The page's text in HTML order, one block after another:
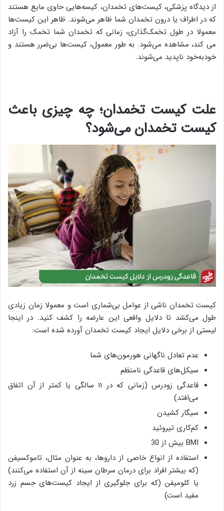
از دیدگاه پزشکی، کیست‌های تخمدان، کیسه‌هایی حاوی مایع هستند
که در اطراف یا درون تخمدان شما ظاهر می‌شوند. ظاهر این کیست‌ها
معمولا در طول تخمک‌گذاری، زمانی که تخمدان شما تخمک را آزاد
می کند، مشاهده می‌شود. به طور معمول، کیست‌ها بی‌ضرر هستند و
خودبه‌خود ناپدید می‌شوند.
علت کیست تخمدان؛ چه چیزی باعث
کیست تخمدان می‌شود؟
کیست تخمدان ناشی از عوامل بی‌شماری است و معمولا زمان زیادی
طول می‌کشد تا دلایل واقعی این عارضه را کشف کنید. در اینجا
لیستی از برخی دلایل ایجاد کیست تخمدان آورده شده است:
عدم تعادل ناگهانی هورمون‌های شما
سیکل‌های قاعدگی نامنظم
قاعدگی زودرس (زمانی که در ۱۱ سالگی یا کمتر از آن اتفاق
می‌افتد)
سیگار کشیدن
کم‌کاری تیروئید
BMI بیش از 30
استفاده از انواع خاصی از داروها، به عنوان مثال، تاموکسیفن
(که بیشتر افراد برای درمان سرطان سینه از آن استفاده می‌کنند)
یا کلومیفن (که برای جلوگیری از ایجاد کیست‌های جسم زرد
مفید است)